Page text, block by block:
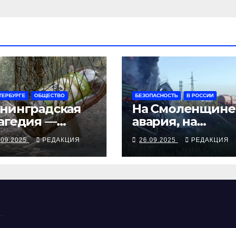
ОБЩЕСТВО
—
смертей от
РЕДАКЦИЯ
БЕЗОПАСНОСТЬ В РОССИИ
На Смоленщине
авария, на
Псковщине
взрыв
26.09.2025 РЕДАКЦИЯ